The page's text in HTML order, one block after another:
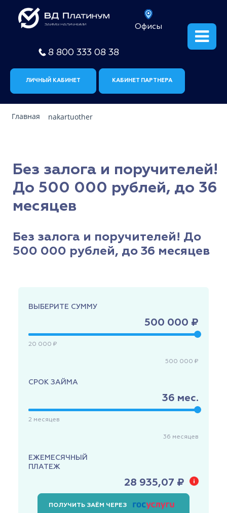
Офисы
8 800 333 08 38
ЛИЧНЫЙ КАБИНЕТ КАБИНЕТ ПАРТНЕРА
Главная nakartuother
Без залога и поручителей!
До 500 000 рублей, до 36
месяцев
Без залога и поручителей! До
500 000 рублей, до 36 месяцев
ВЫБЕРИТЕ СУММУ
500 000 ₽
20 000 ₽
500 000 ₽
СРОК ЗАЙМА
36 мес.
2 месяцев
36 месяцев
ЕЖЕМЕСЯЧНЫЙ
ПЛАТЕЖ
28 935,07 ₽
ПОЛУЧИТЬ ЗАЁМ ЧЕРЕЗ